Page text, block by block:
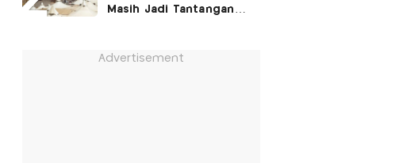
Masih Jadi Tantangan
Advertisement